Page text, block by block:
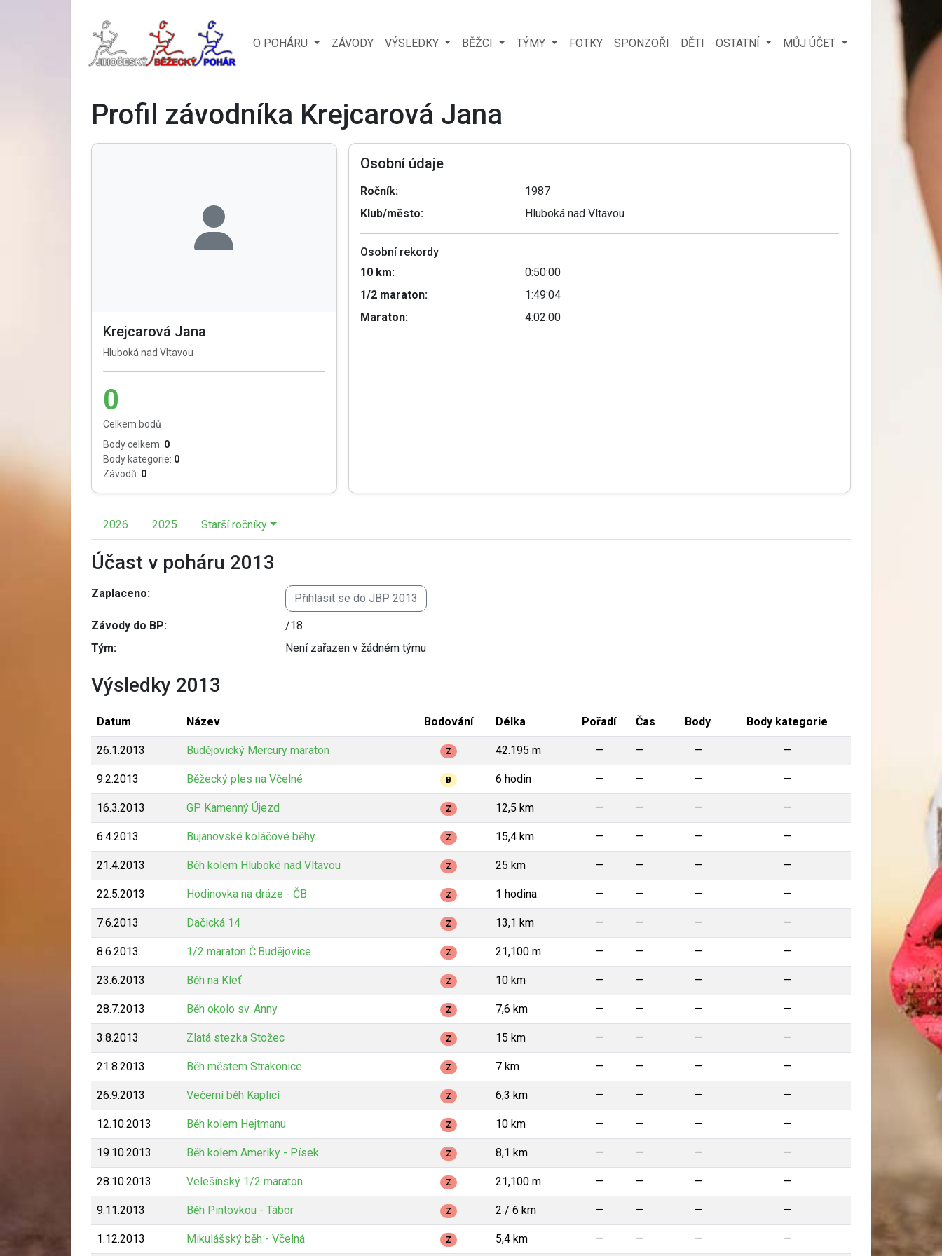
O POHÁRU ZÁVODY VÝSLEDKY BĚŽCI TÝMY FOTKY SPONZOŘI DĚTI OSTATNÍ MŮJ ÚČET
Profil závodníka Krejcarová Jana
Krejcarová Jana
Hluboká nad Vltavou
0
Celkem bodů
Body celkem: 0
Body kategorie: 0
Závodů: 0
Osobní údaje
Ročník:
1987
Klub/město:
Hluboká nad Vltavou
Osobní rekordy
10 km:
0:50:00
1/2 maraton:
1:49:04
Maraton:
4:02:00
2026 2025 Starší ročníky
Účast v poháru 2013
Zaplaceno: Přihlásit se do JBP 2013
Závody do BP:
/18
Tým:
Není zařazen v žádném týmu
Výsledky 2013
Datum Název Bodování Délka Pořadí Čas Body Body kategorie
26.1.2013 Budějovický Mercury maraton Z 42.195 m — — — —
9.2.2013 Běžecký ples na Včelné B 6 hodin — — — —
16.3.2013 GP Kamenný Újezd Z 12,5 km — — — —
6.4.2013 Bujanovské koláčové běhy Z 15,4 km — — — —
21.4.2013 Běh kolem Hluboké nad Vltavou Z 25 km — — — —
22.5.2013 Hodinovka na dráze - ČB Z 1 hodina — — — —
7.6.2013 Dačická 14 Z 13,1 km — — — —
8.6.2013 1/2 maraton Č.Budějovice Z 21,100 m — — — —
23.6.2013 Běh na Kleť Z 10 km — — — —
28.7.2013 Běh okolo sv. Anny Z 7,6 km — — — —
3.8.2013 Zlatá stezka Stožec Z 15 km — — — —
21.8.2013 Běh městem Strakonice Z 7 km — — — —
26.9.2013 Večerní běh Kaplicí Z 6,3 km — — — —
12.10.2013 Běh kolem Hejtmanu Z 10 km — — — —
19.10.2013 Běh kolem Ameriky - Písek Z 8,1 km — — — —
28.10.2013 Velešínský 1/2 maraton Z 21,100 m — — — —
9.11.2013 Běh Pintovkou - Tábor Z 2 / 6 km — — — —
1.12.2013 Mikulášský běh - Včelná Z 5,4 km — — — —